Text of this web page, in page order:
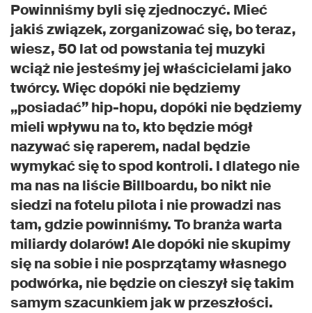
Powinniśmy byli się zjednoczyć. Mieć
jakiś związek, zorganizować się, bo teraz,
wiesz, 50 lat od powstania tej muzyki
wciąż nie jesteśmy jej właścicielami jako
twórcy. Więc dopóki nie będziemy
„posiadać” hip-hopu, dopóki nie będziemy
mieli wpływu na to, kto będzie mógł
nazywać się raperem, nadal będzie
wymykać się to spod kontroli. I dlatego nie
ma nas na liście Billboardu, bo nikt nie
siedzi na fotelu pilota i nie prowadzi nas
tam, gdzie powinniśmy. To branża warta
miliardy dolarów! Ale dopóki nie skupimy
się na sobie i nie posprzątamy własnego
podwórka, nie będzie on cieszył się takim
samym szacunkiem jak w przeszłości.